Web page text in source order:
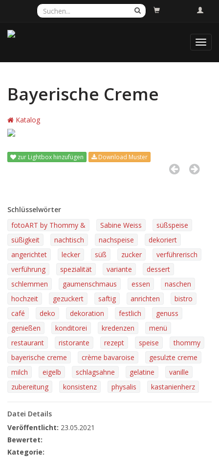
Bayerische Creme
Katalog
zur Lightbox hinzufügen Download Muster
Schlüsselwörter
fotoART by Thommy &
Sabine Weiss
süßspeise
süßigkeit
nachtisch nachspeise
dekoriert
angerichtet
lecker süß zucker
verführerisch
verführung
spezialität variante
dessert
schlemmen
gaumenschmaus essen
naschen
hochzeit
gezuckert saftig anrichten
bistro
café
deko dekoration festlich
genuss
genießen
konditorei kredenzen
menü
restaurant
ristorante rezept speise
thommy
bayerische creme
crème bavaroise
gesulzte creme
milch
eigelb schlagsahne gelatine
vanille
zubereitung
konsistenz physalis kastanienherz
Datei Details
Veröffentlicht: 23.05.2021
Bewertet:
Kategorie: